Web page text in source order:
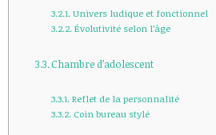
Univers ludique et fonctionnel
Évolutivité selon l’âge
Chambre d’adolescent
Reflet de la personnalité
Coin bureau stylé